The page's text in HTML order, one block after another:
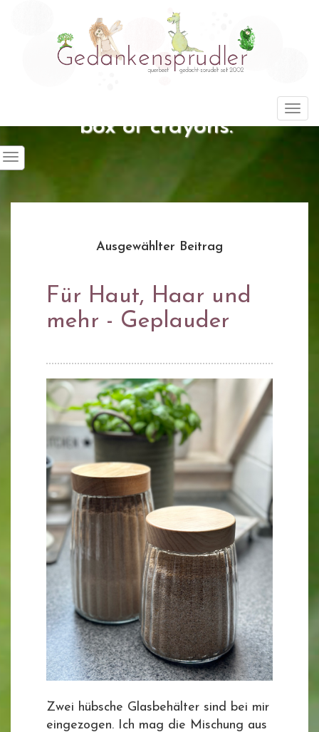
"Life is about using the whole
box of crayons."
Ausgewählter Beitrag
Für Haut, Haar und
mehr - Geplauder
Zwei hübsche Glasbehälter sind bei mir
eingezogen. Ich mag die Mischung aus